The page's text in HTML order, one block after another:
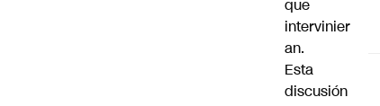
que
intervinier
an.
Esta
discusión